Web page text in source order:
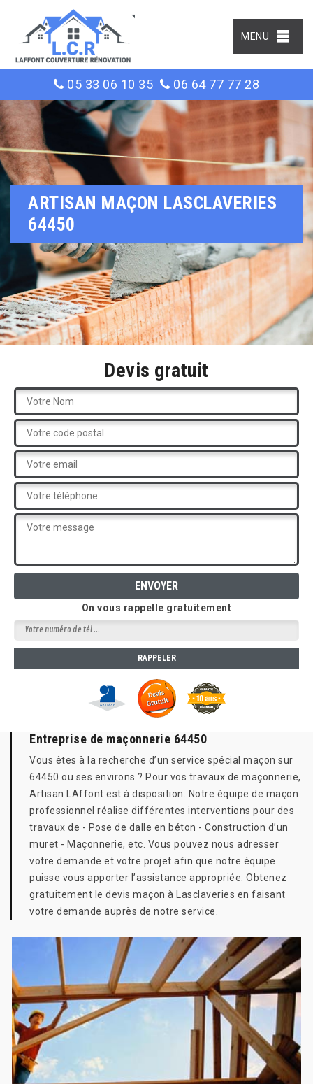
MENU
05 33 06 10 35 06 64 77 77 28
ARTISAN MAÇON LASCLAVERIES
64450
Devis gratuit
On vous rappelle gratuitement
Entreprise de maçonnerie 64450
Vous êtes à la recherche d’un service spécial maçon sur
64450 ou ses environs ? Pour vos travaux de maçonnerie,
Artisan LAffont est à disposition. Notre équipe de maçon
professionnel réalise différentes interventions pour des
travaux de - Pose de dalle en béton - Construction d’un
muret - Maçonnerie, etc. Vous pouvez nous adresser
votre demande et votre projet afin que notre équipe
puisse vous apporter l’assistance appropriée. Obtenez
gratuitement le devis maçon à Lasclaveries en faisant
votre demande auprès de notre service.